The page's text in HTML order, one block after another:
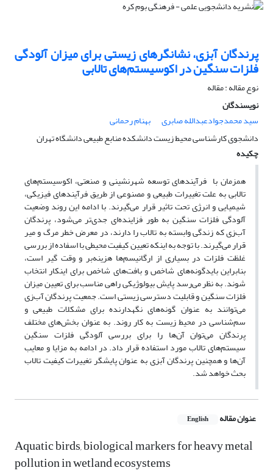
پرندگان آبزی، نشانگرهای زیستی برای میزان آلودگی
فلزات سنگین در اکوسیستم‌های تالابی
نوع مقاله : مقاله
نویسندگان
سید محمدجوادعبدالله صابری
بهنام رحمانی
دانشجوی کارشناسی محیط زیست دانشکده منابع طبیعی دانشگاه تهران
چکیده
همزمان با فرآیندهای توسعه شهرنشینی و صنعتی، اکوسیستم‌های
تالابی به علت تغییرات طبیعی و مصنوعی از طریق فرآیند‌های فیزیکی،
شیمیایی و انرژی تحت تاثیر قرار می‌گیرند. با ادامه این روند وضعیت
آلودگی فلزات سنگین به طور فزاینده‌ای جدی‌تر می‌شود، پرندگان
آب‌زی که زندگی وابسته به تالاب را دارند، در معرض خطر مرگ و میر
قرار می‌گیرند. با توجه به اینکه تعیین کیفیت محیطی با اسفاده از بررسی
غلظت فلزات در بسیاری از ارگانیسم‌ها هزینه‌بر و وقت گیر است،
بنابراین بایدگونه‌های شاخص و بافت‌های شاخص برای اینکار انتخاب
شوند. به نظر می‌رسد پایش بیولوژیکی راهی مناسب برای تعیین میزان
فلزات سنگین و قابلیت دسترسی زیستی است. جمعیت پرندگان آب‌زی
می‌توانند به عنوان گونه‌های نگهدارنده برای مشکلات طبیعی و
سم‌شناسی در محیط زیست به کار روند. به عنوان بخش‌های مختلف
پرندگان می‌توان آن‌ها را برای بررسی آلودگی فلزات سنگین
سیستم‌های تالاب مورد استفاده قرار داد. در ادامه به مزایا و معایب
آن‌ها و همچنین پرندگان آبزی به عنوان پایشگر تغییرات کیفیت تالاب
بحث خواهد شد.
عنوان مقاله English
Aquatic birds, biological markers for heavy metal
pollution in wetland ecosystems